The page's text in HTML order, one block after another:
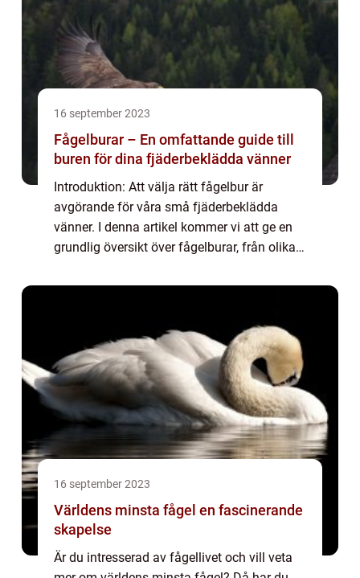
16 september 2023
Fågelburar – En omfattande guide till
buren för dina fjäderbeklädda vänner
Introduktion: Att välja rätt fågelbur är
avgörande för våra små fjäderbeklädda
vänner. I denna artikel kommer vi att ge en
grundlig översikt över fågelburar, från olika
kommer också att ta upp kvantitativa...
16 september 2023
Världens minsta fågel en fascinerande
skapelse
Är du intresserad av fågellivet och vill veta